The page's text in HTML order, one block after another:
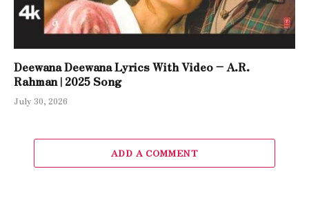
Deewana Deewana Lyrics With Video – A.R.
Rahman | 2025 Song
July 30, 2026
ADD A COMMENT